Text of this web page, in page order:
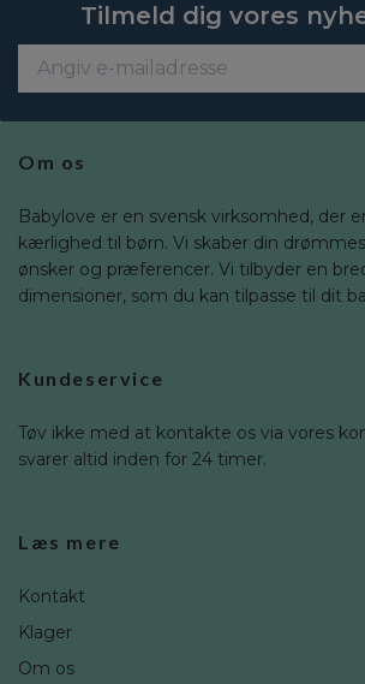
Tilmeld dig vores
Om os
Babylove er en svensk virksomhed, der
kærlighed til børn. Vi skaber din
ønsker og præferencer. Vi tilbyder en
dimensioner, som du kan tilpasse til dit
Kundeservice
Tøv ikke med at kontakte os via vores
svarer altid inden for 24 timer.
Læs mere
Kontakt
Klager
Om os